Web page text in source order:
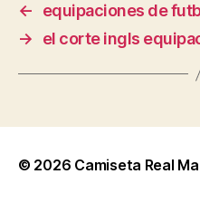
←
equipaciones de
→
el corte ingls
© 2026 Camiseta Real